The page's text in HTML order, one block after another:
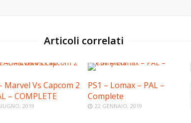
Articoli correlati
Marvel Vs Capcom 2
– COMPLETE
2019
PS1 – Lomax – PAL –
Complete
22 GENNAIO, 2019